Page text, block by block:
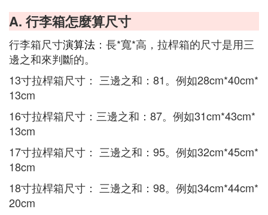
A. 行李箱怎麼算尺寸
行李箱尺寸演算法 ：長*寬*高，拉桿箱的尺寸是用三
邊之和來判斷的。
13寸拉桿箱尺寸： 三邊之和：81。例如28cm*40cm*
13cm
16寸拉桿箱尺寸：三邊之和：87。例如31cm*43cm*
13cm
17寸拉桿箱尺寸： 三邊之和：95。例如32cm*45cm*
18cm
18寸拉桿箱尺寸： 三邊之和：98。例如34cm*44cm*
20cm